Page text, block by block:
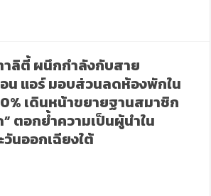
ลิตี้ ผนึกกำลังกับสาย
น แอร์ มอบส่วนลดห้องพักใน
เดินหน้าขยายฐานสมาชิก
ตอกย้ำความเป็นผู้นำใน
นออกเฉียงใต้